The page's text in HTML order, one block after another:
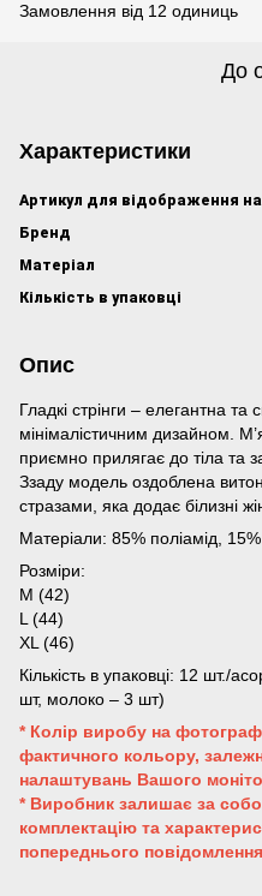
Замовлення від 12 одиниць
До
Характеристики
Артикул для відображення на
Бренд
Матеріал
Кількість в упаковці
Опис
Гладкі стрінги – елегантна та
мінімалістичним дизайном.
приємно прилягає до тіла та
Ззаду модель оздоблена
стразами, яка додає білизні
Матеріали: 85% поліамід,
Розміри:
M (42)
L (44)
XL (46)
Кількість в упаковці: 12 шт./
шт, молоко – 3 шт)
* Колір виробу на
фактичного кольору,
налаштувань Вашого
* Виробник залишає за
комплектацію та
попереднього